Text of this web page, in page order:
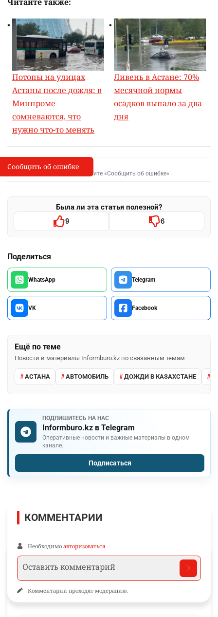
Потопы на улицах
Астаны после дождя: в
Минпроме
сомневаются, что
нужно что-то менять
Ливень в Астане: 70%
месячной нормы
осадков выпало за два
дня
I
Сообщить об опечатке
Выделите фрагмент и нажмите «Сообщить об ошибке»
Была ли эта статья полезной?
9 6
Поделиться
WhatsApp Telegram
VK Facebook
Ещё по теме
Новости и материалы Informburo.kz по связанным темам
АСТАНА АВТОМОБИЛЬ ДОЖДИ В КАЗАХСТАНЕ
ПОДПИШИТЕСЬ НА НАС
Informburo.kz в Telegram
Оперативные новости и важные материалы в одном
канале.
Подписаться
Сообщить об ошибке
КОММЕНТАРИИ
Необходимо авторизоваться
Комментарии проходят модерацию.